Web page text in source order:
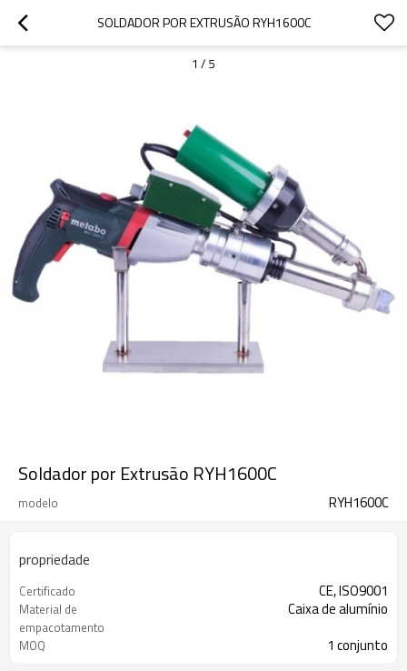
SOLDADOR POR EXTRUSÃO RYH1600C
1 / 5
Soldador por Extrusão RYH1600C
modelo RYH1600C
propriedade
Certificado CE, ISO9001
Material de
empacotamento
Caixa de alumínio
MOQ 1 conjunto